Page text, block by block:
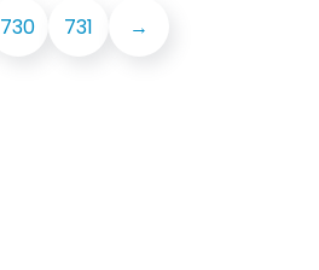
730 731 →